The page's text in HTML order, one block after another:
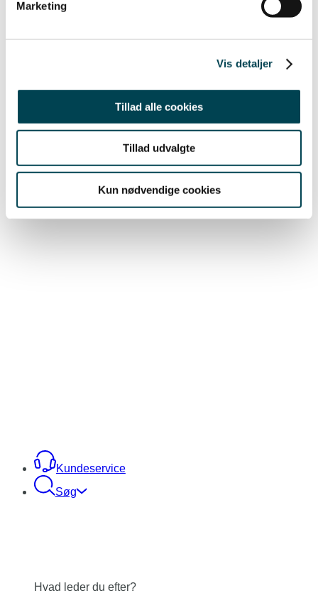
Marketing
Vis detaljer
Tillad alle cookies
Tillad udvalgte
Kun nødvendige cookies
GENVEJE
For ejendomsmæglere
Kundeservice
Søg
Hvad leder du efter?